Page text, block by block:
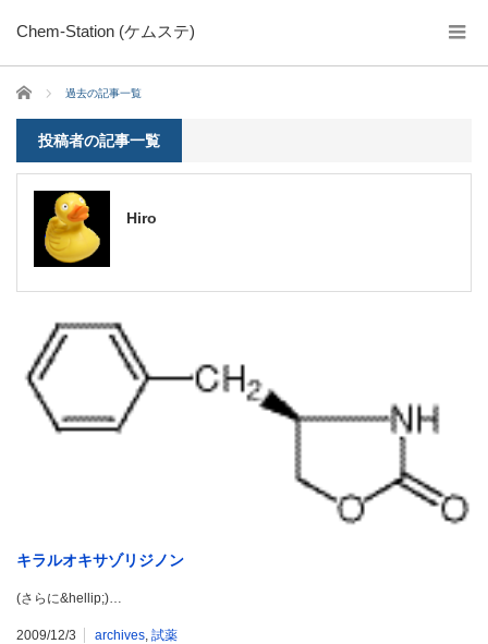
Chem-Station (ケムステ)
ホーム 過去の記事一覧
投稿者の記事一覧
Hiro
キラルオキサゾリジノン
(さらに&hellip;)…
2009/12/3 archives, 試薬